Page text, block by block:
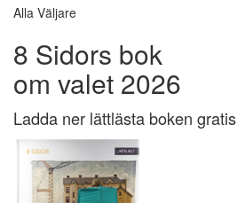
Alla Väljare
8 Sidors bok
om valet 2026
Ladda ner lättlästa boken gratis